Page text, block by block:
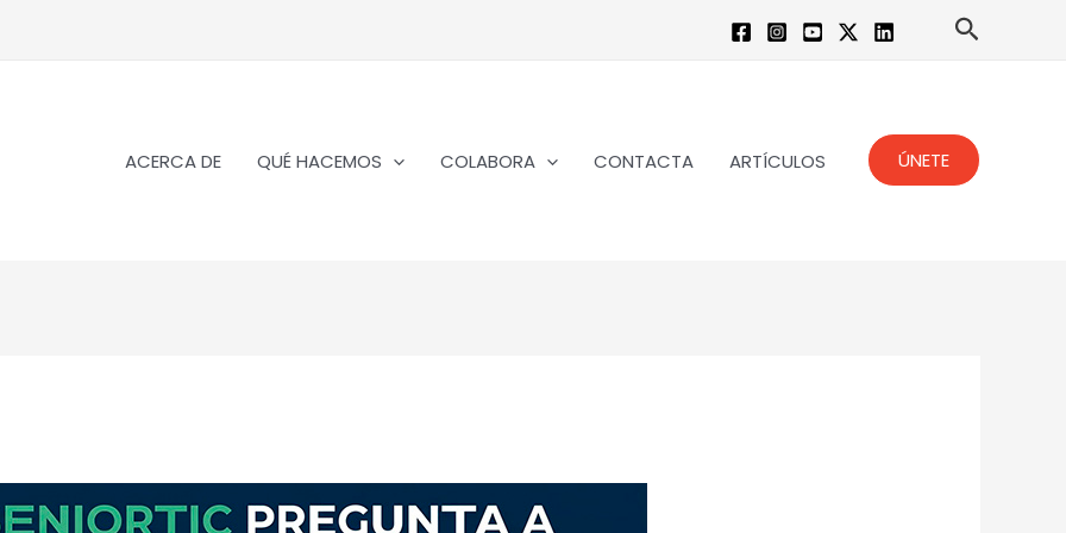
Buscar
ACERCA DE QUÉ HACEMOS COLABORA CONTACTA ARTÍCULOS ÚNETE